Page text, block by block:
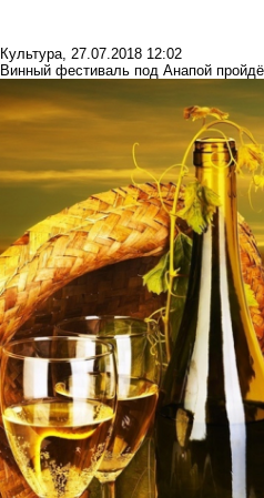
Культура, 27.07.2018 12:02
Винный фестиваль под Анапой